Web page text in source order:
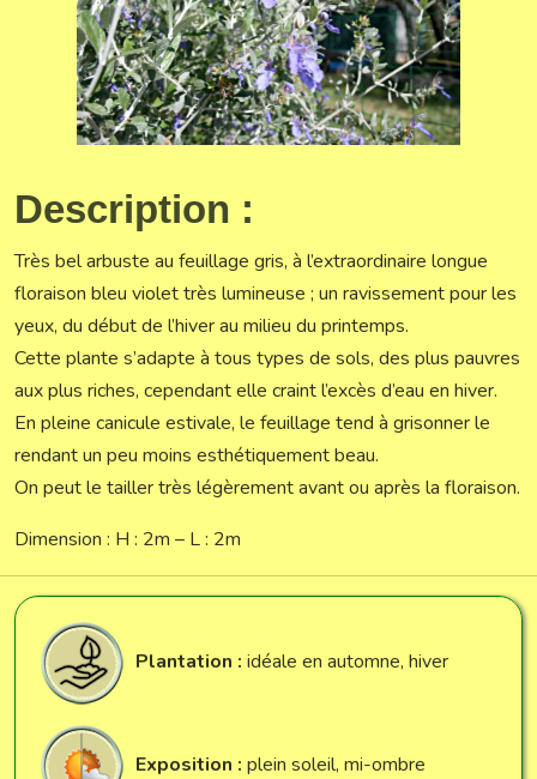
Description :
Très bel arbuste au feuillage gris, à l’extraordinaire longue
floraison bleu violet très lumineuse ; un ravissement pour les
yeux, du début de l’hiver au milieu du printemps.
Cette plante s’adapte à tous types de sols, des plus pauvres
aux plus riches, cependant elle craint l’excès d’eau en hiver.
En pleine canicule estivale, le feuillage tend à grisonner le
rendant un peu moins esthétiquement beau.
On peut le tailler très légèrement avant ou après la floraison.
Dimension : H : 2m – L : 2m
Plantation : idéale en automne, hiver
Exposition : plein soleil, mi-ombre